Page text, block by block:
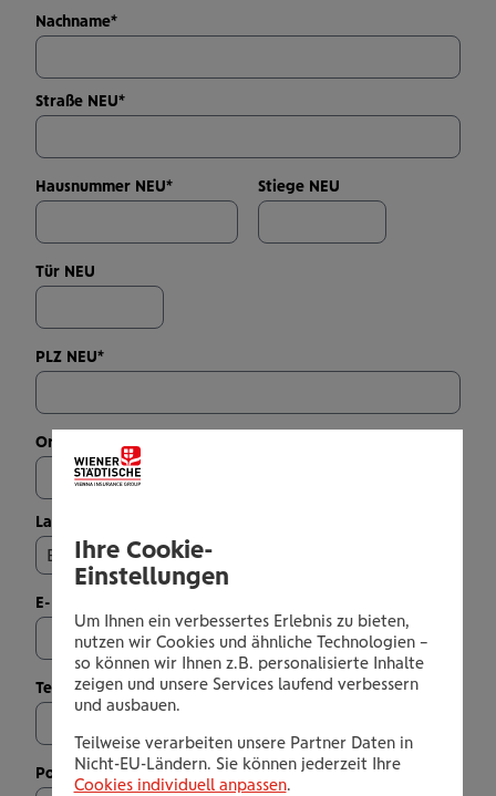
Nachname*
Straße NEU*
Hausnummer NEU* Stiege NEU
Tür NEU
PLZ NEU*
Ort NEU
Land NEU
Bitte wählen...
E-Mail
Telefon*
Polizzennummer(n)*
Ihre Cookie-
Einstellungen
Um Ihnen ein verbessertes Erlebnis zu bieten,
nutzen wir Cookies und ähnliche Technologien –
so können wir Ihnen z.B. personalisierte Inhalte
zeigen und unsere Services laufend verbessern
und ausbauen.
Teilweise verarbeiten unsere Partner Daten in
Nicht-EU-Ländern. Sie können jederzeit Ihre
Cookies individuell anpassen.